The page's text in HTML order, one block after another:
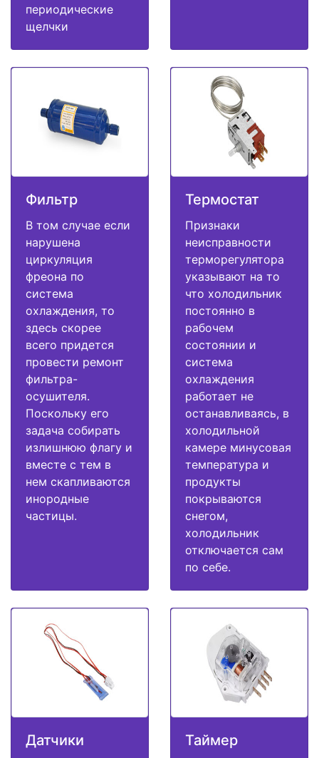
периодические
щелчки
Фильтр
В том случае если
нарушена
циркуляция
фреона по
система
охлаждения, то
здесь скорее
всего придется
провести ремонт
фильтра-
осушителя.
Поскольку его
задача собирать
излишнюю флагу и
вместе с тем в
нем скапливаются
инородные
частицы.
Термостат
Признаки
неисправности
терморегулятора
указывают на то
что холодильник
постоянно в
рабочем
состоянии и
система
охлаждения
работает не
останавливаясь, в
холодильной
камере минусовая
температура и
продукты
покрываются
снегом,
холодильник
отключается сам
по себе.
Датчики Таймер